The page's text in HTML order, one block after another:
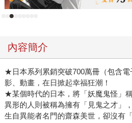
內容簡介
★日本系列累銷突破700萬冊（包含
影、動畫，在日掀起幸福狂潮！
★某個時代的日本，將「妖魔鬼怪」
異形的人則被稱為擁有「見鬼之才」
生自異能者名門的齋森美世，卻沒有